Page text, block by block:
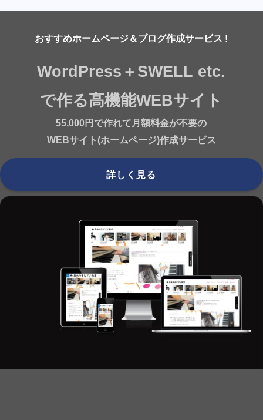
おすすめホームページ＆ブログ作成サービス !
WordPress＋SWELL etc.
で作る高機能WEBサイト
55,000円で作れて月額料金が不要の
WEBサイト(ホームページ)作成サービス
詳しく見る